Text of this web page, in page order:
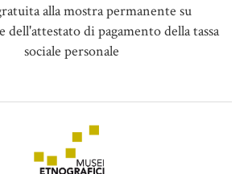
alla mostra permanente su
dell'attestato di pagamento della tassa
sociale personale